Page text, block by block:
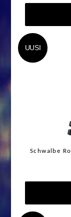
UUSI
Schwalbe